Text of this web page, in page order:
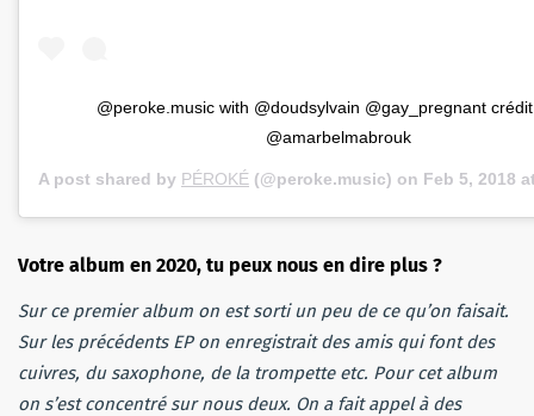
@peroke.music with @doudsylvain @gay_pregnant
@amarbelmabrouk
A post shared by PÉROKÉ (@peroke.music) on Feb 5, 2018
Votre album en 2020, tu peux nous en dire plus ?
Sur ce premier album on est sorti un peu de ce qu’on faisait.
Sur les précédents EP on enregistrait des amis qui font des
cuivres, du saxophone, de la trompette etc. Pour cet album
on s’est concentré sur nous deux. On a fait appel à des